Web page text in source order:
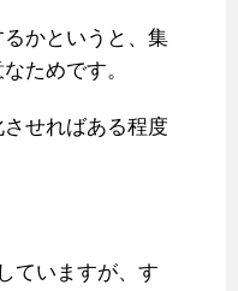
かというと、集
ためです。
せればある程度
ていますが、す